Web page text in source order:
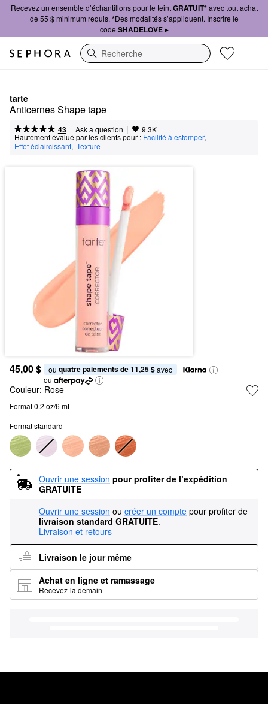
Recevez un ensemble d’échantillons pour le teintGRATUIT*avec tout achat
de 55 $ minimum requis. *Des modalités s’appliquent. Inscrire le
code SHADELOVE ▸
Recherche
tarte
Anticernes Shape tape
43 | Ask a question | 9.3K
Hautement évalué par les clients pour : Facilité à estomper,
Effet éclaircissant, Texture
45,00 $ ou quatre paiements de 11,25 $ avec
ou
Couleur: Rose
Format 0.2 oz/6 mL
Format standard
Ouvrir une session pour profiter de l’expédition
GRATUITE
Ouvrir une session ou créer un compte pour profiter de
livraison standard GRATUITE.
Livraison et retours
Livraison le jour même
Achat en ligne et ramassage
Recevez-la demain